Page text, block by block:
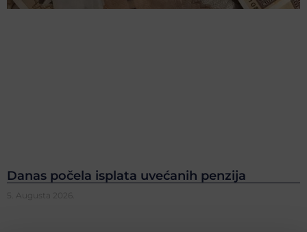
Danas počela isplata uvećanih penzija
5. Augusta 2026.